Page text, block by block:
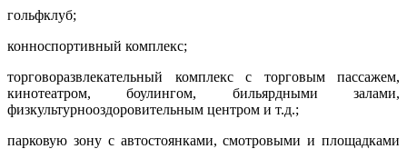
гольф­клуб;
конно­спортивный комплекс;
торгово­развлекательный комплекс с торговым пассажем,
кинотеатром, боу­лингом, бильярдными залами,
физкультурнооздоровительным центром и т.д.;
парковую зону с автостоянками, смотровыми и площадками